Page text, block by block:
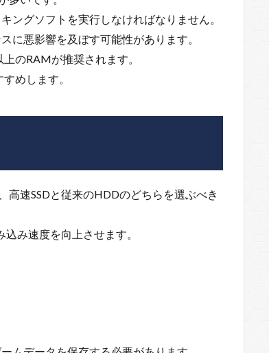
ングソフトを実行しなければなりません。
に悪影響を及ぼす可能性があります。
のRAMが推奨されます。
めします。
速SSDと従来のHDDのどちらを選ぶべき
み速度を向上させます。